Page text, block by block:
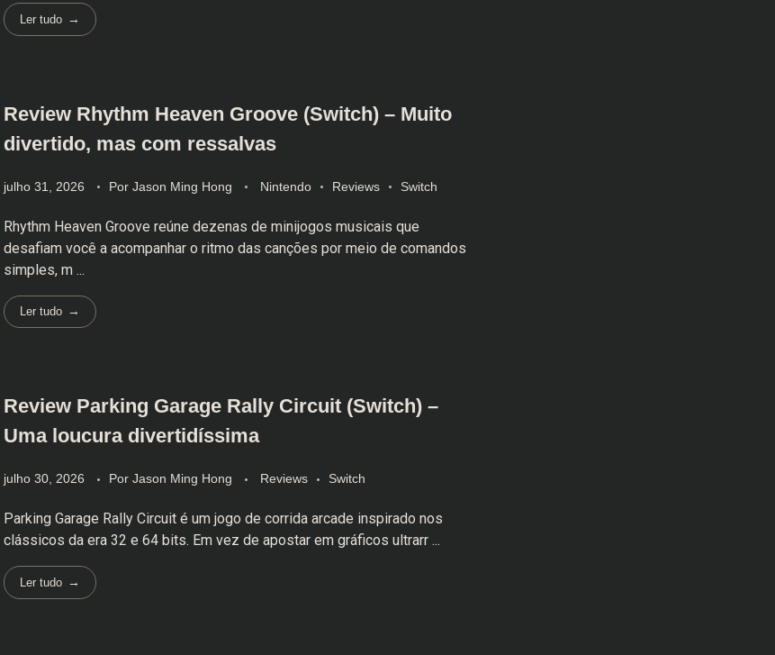
Ler tudo
Review Rhythm Heaven Groove (Switch) – Muito
divertido, mas com ressalvas
julho 31, 2026 Por Jason Ming Hong Nintendo Reviews Switch
Rhythm Heaven Groove reúne dezenas de minijogos musicais que
desafiam você a acompanhar o ritmo das canções por meio de comandos
simples, m ...
Ler tudo
Review Parking Garage Rally Circuit (Switch) –
Uma loucura divertidíssima
julho 30, 2026 Por Jason Ming Hong Reviews Switch
Parking Garage Rally Circuit é um jogo de corrida arcade inspirado nos
clássicos da era 32 e 64 bits. Em vez de apostar em gráficos ultrarr ...
Ler tudo